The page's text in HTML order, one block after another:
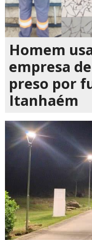
Homem
empresa
preso por
Itanhaém